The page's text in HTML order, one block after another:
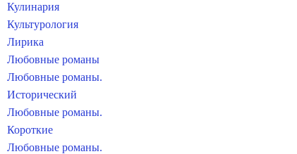
Кулинария
Культурология
Лирика
Любовные романы
Любовные романы.
Исторический
Любовные романы.
Короткие
Любовные романы.